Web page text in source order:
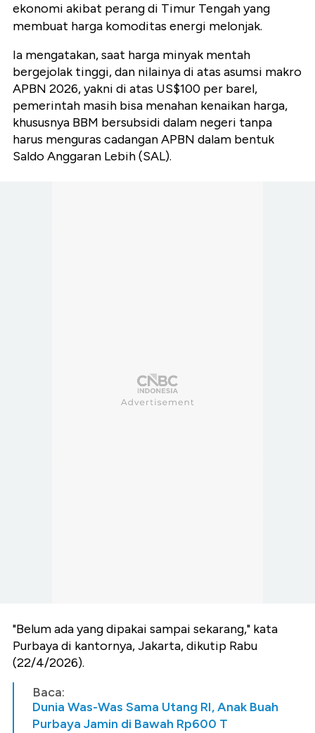
ekonomi akibat perang di Timur Tengah yang
membuat harga komoditas energi melonjak.
Ia mengatakan, saat harga minyak mentah
bergejolak tinggi, dan nilainya di atas asumsi makro
APBN 2026, yakni di atas US$100 per barel,
pemerintah masih bisa menahan kenaikan harga,
khususnya BBM bersubsidi dalam negeri tanpa
harus menguras cadangan APBN dalam bentuk
Saldo Anggaran Lebih (SAL).
"Belum ada yang dipakai sampai sekarang," kata
Purbaya di kantornya, Jakarta, dikutip Rabu
(22/4/2026).
Baca:
Dunia Was-Was Sama Utang RI, Anak Buah
Purbaya Jamin di Bawah Rp600 T